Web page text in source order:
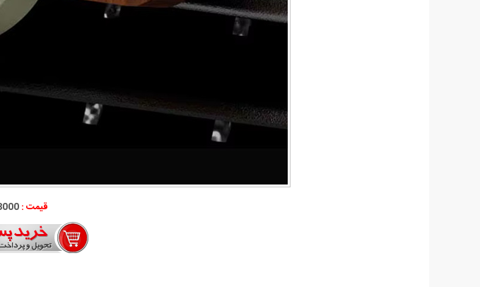
قیمت :